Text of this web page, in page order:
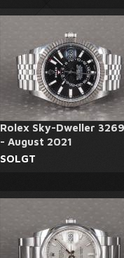
Rolex Sky-Dweller
- August 2021
SOLGT